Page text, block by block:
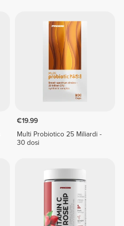
€19.99
Multi Probiotico 25 Miliardi -
30 dosi